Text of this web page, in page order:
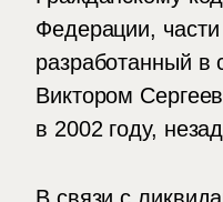
Федерации, части
разработанный в
Виктором
в 2002 году,